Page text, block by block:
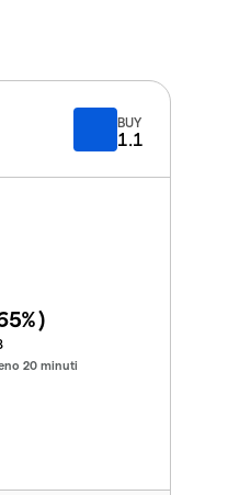
BUY
1.1
%)
20 minuti